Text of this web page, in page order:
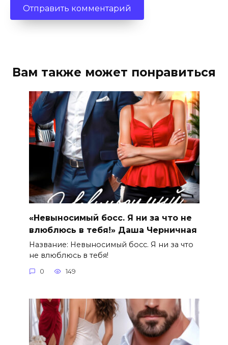
Вам также может понравиться
«Невыносимый босс. Я ни за что не
влюблюсь в тебя!» Даша Черничная
Название: Невыносимый босс. Я ни за что
не влюблюсь в тебя!
0 149